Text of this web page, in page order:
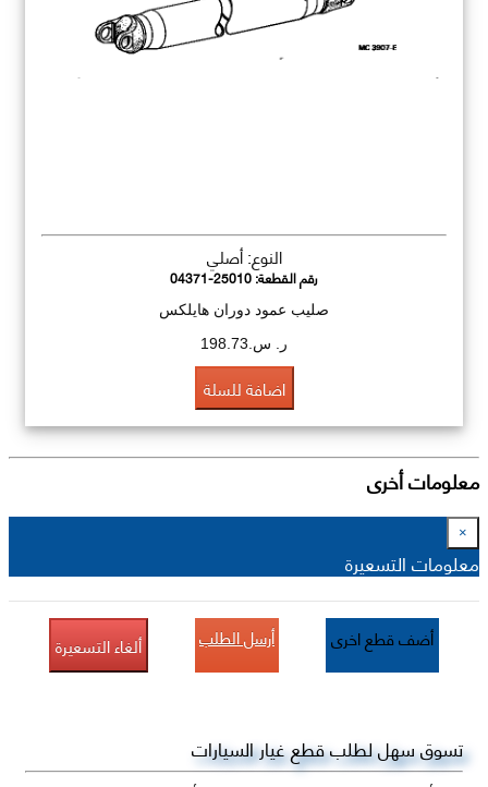
النوع: أصلي
رقم القطعة:04371-25010
صليب عمود دوران هايلكس
ر. س.198.73
اضافة للسلة
معلومات أخرى
×
معلومات التسعيرة
أضف قطع اخرى أرسل الطلب ألغاء التسعيرة
تسوق سهل لطلب قطع غيار السيارات